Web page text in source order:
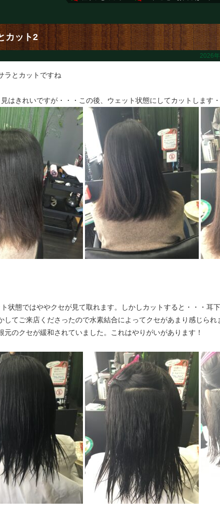
カット2
2026
ラとカットですね
はきれいですが・・・この後、ウェット状態にしてカットします・
状態ではややクセが見て取れます。しかしカットすると・・・耳
してご来店くださったので水素結合によってクセがあまり感じら
元のクセが緩和されていました。これはやりがいがあります！